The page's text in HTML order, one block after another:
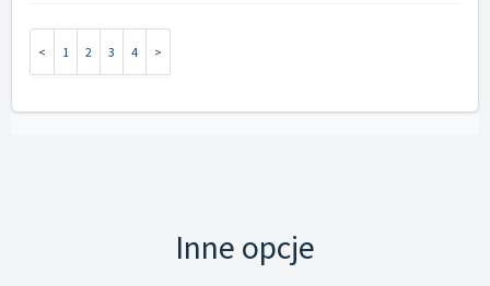
1 2 3 4
Inne opcje